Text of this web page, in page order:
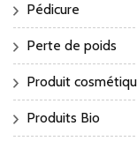
Pédicure
Perte de poids
Produit
Produits Bio